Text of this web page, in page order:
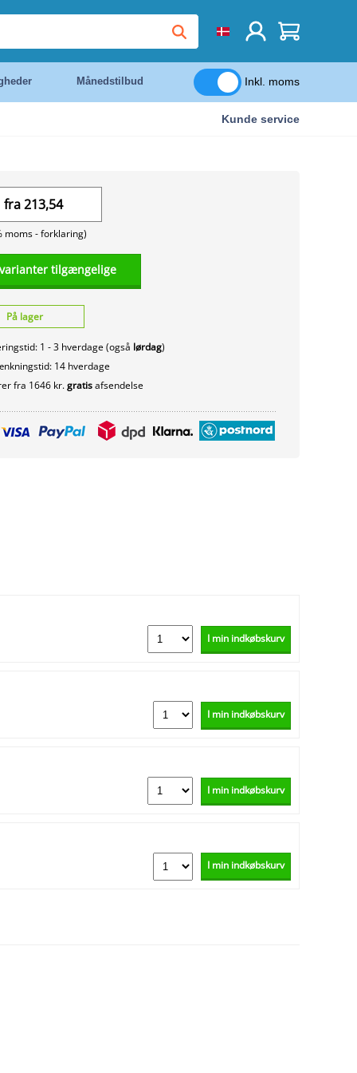
Månedstilbud Inkl. moms
Kunde service
fra213,54
moms -forklaring)
tilgængelige
På lager
1 - 3 hverdage (også lørdag)
14 hverdage
fra 1646 kr.gratisafsendelse
I min indkøbskurv
I min indkøbskurv
I min indkøbskurv
I min indkøbskurv